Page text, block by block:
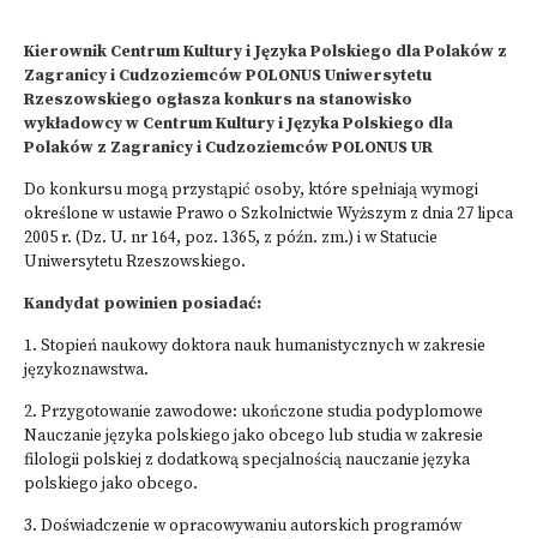
Kierownik Centrum Kultury i Języka Polskiego dla Polaków z
Zagranicy i Cudzoziemców POLONUS Uniwersytetu
Rzeszowskiego ogłasza konkurs na stanowisko
wykładowcy w Centrum Kultury i Języka Polskiego dla
Polaków z Zagranicy i Cudzoziemców POLONUS UR
Do konkursu mogą przystąpić osoby, które spełniają wymogi
określone w ustawie Prawo o Szkolnictwie Wyższym z dnia 27 lipca
2005 r. (Dz. U. nr 164, poz. 1365, z późn. zm.) i w Statucie
Uniwersytetu Rzeszowskiego.
Kandydat powinien posiadać:
1. Stopień naukowy doktora nauk humanistycznych w zakresie
językoznawstwa.
2. Przygotowanie zawodowe: ukończone studia podyplomowe
Nauczanie języka polskiego jako obcego lub studia w zakresie
filologii polskiej z dodatkową specjalnością nauczanie języka
polskiego jako obcego.
3. Doświadczenie w opracowywaniu autorskich programów